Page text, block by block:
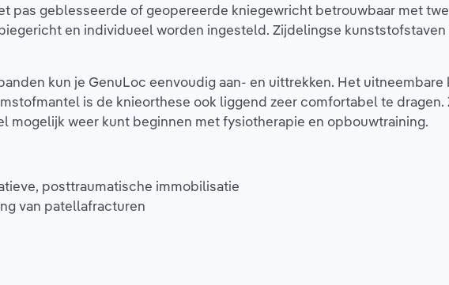
pas geblesseerde of geopereerde kniegewricht betrouwbaar met
en individueel worden ingesteld. Zijdelingse
kun je GenuLoc eenvoudig aan- en uittrekken. Het
is de knieorthese ook liggend zeer comfortabel te
mogelijk weer kunt beginnen met fysiotherapie en opbouwtraining.
posttraumatische immobilisatie
van patellafracturen